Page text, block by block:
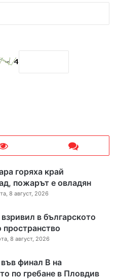
горяха край
пожарът е овладян
8 август, 2026
в българското
8 август, 2026
финал B на
по гребане в Пловдив